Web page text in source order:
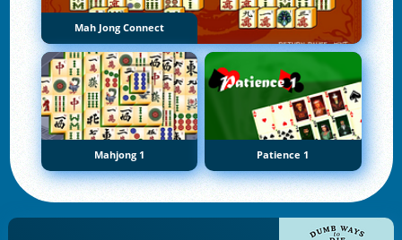
Mah Jong Connect
Mahjong 1 Patience 1